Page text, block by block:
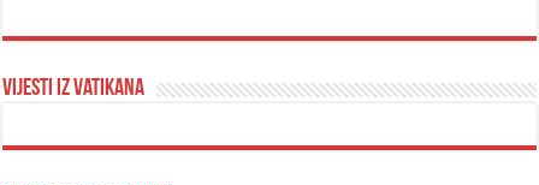
Vijesti iz Vatikana